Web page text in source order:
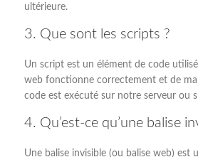
ultérieure.
3. Que sont les scripts ?
Un script est un élément de code
web fonctionne correctement et de
code est exécuté sur notre serveur ou
4. Qu’est-ce qu’une balise
Une balise invisible (ou balise web) est